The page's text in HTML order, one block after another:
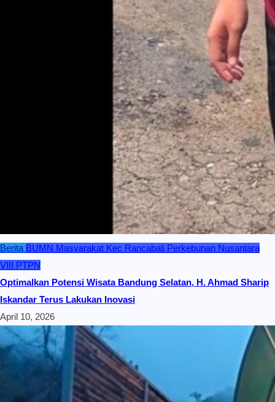
Berita BUMN Masyarakat Kec Rancabali Perkebunan Nusantara
VIII PTPN
Optimalkan Potensi Wisata Bandung Selatan, H. Ahmad Sharip
Iskandar Terus Lakukan Inovasi
April 10, 2026